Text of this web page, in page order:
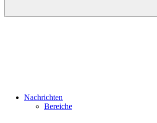
Nachrichten
Bereiche